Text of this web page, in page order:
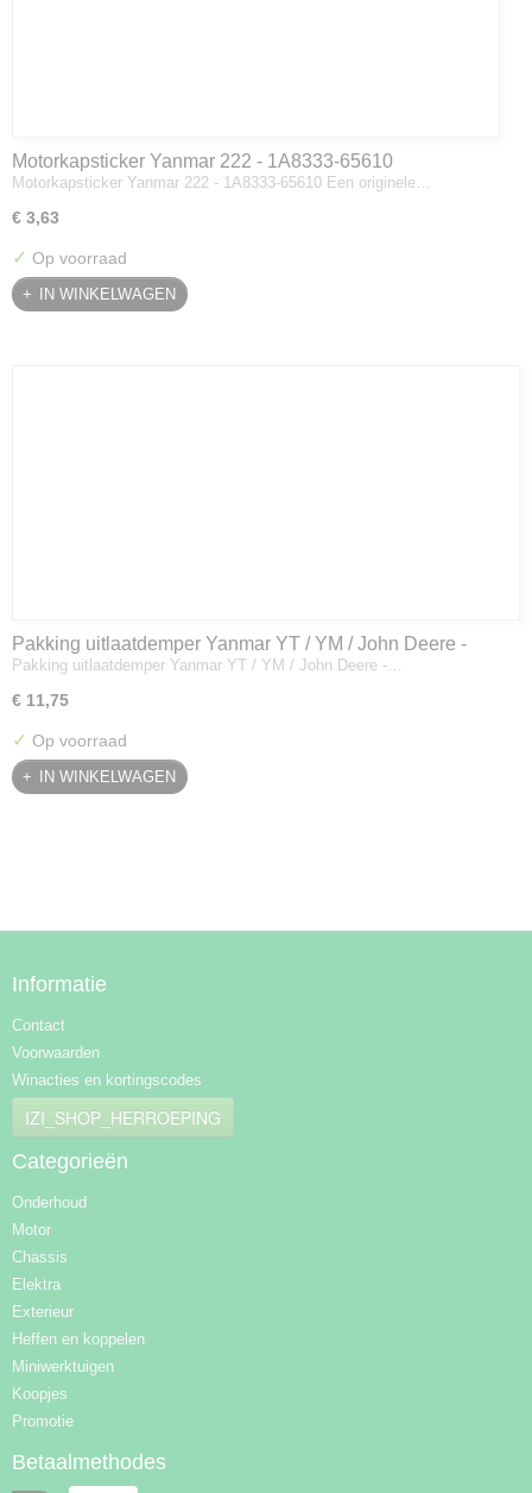
Motorkapsticker Yanmar 222 - 1A8333-65610
Motorkapsticker Yanmar 222 - 1A8333-65610 Een originele…
€ 3,63
✓ Op voorraad
IN WINKELWAGEN
Pakking uitlaatdemper Yanmar YT / YM / John Deere -
128300-13230
Pakking uitlaatdemper Yanmar YT / YM / John Deere -…
€ 11,75
✓ Op voorraad
IN WINKELWAGEN
Informatie
Contact
Voorwaarden
Winacties en kortingscodes
IZI_SHOP_HERROEPING
Categorieën
Onderhoud
Motor
Chassis
Elektra
Exterieur
Heffen en koppelen
Miniwerktuigen
Koopjes
Promotie
Betaalmethodes